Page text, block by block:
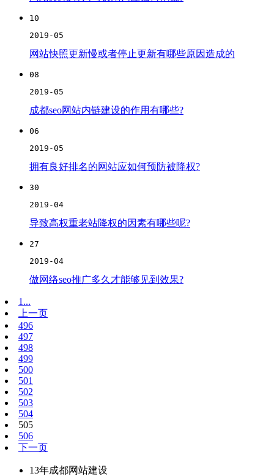
10
2019-05
网站快照更新慢或者停止更新有哪些原因造成的
08
2019-05
成都seo网站内链建设的作用有哪些?
06
2019-05
拥有良好排名的网站应如何预防被降权?
30
2019-04
导致高权重老站降权的因素有哪些呢?
27
2019-04
做网络seo推广多久才能够见到效果?
1...
上一页
496
497
498
499
500
501
502
503
504
505
506
下一页
13年成都网站建设